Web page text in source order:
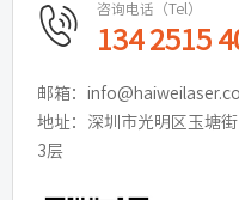
咨询电话（Tel）
134 2515
邮箱：
地址：深圳市光明区玉塘
3层